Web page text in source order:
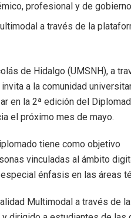
profesional y de
a través de la
de Hidalgo (UMSNH), a
a la comunidad
en la 2ª edición del
el próximo mes de mayo.
tiene como objetivo
vinculadas al ámbito
énfasis en las áreas
Multimodal a través de